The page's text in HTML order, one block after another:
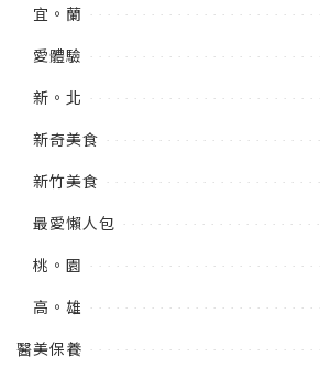
宜。蘭
愛體驗
新。北
新奇美食
新竹美食
最愛懶人包
桃。園
高。雄
醫美保養